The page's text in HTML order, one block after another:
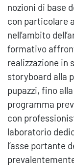
nozioni di base
con particolare
nell’ambito
formativo
realizzazione in
storyboard alla
pupazzi, fino
programma
con
laboratorio
l’asse portante